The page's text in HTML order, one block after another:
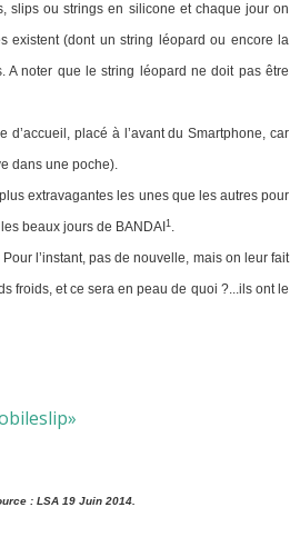
slips ou strings en silicone et chaque jour on
existent (dont un string léopard ou encore la
A noter que le string léopard ne doit pas être
placé à l’avant du Smartphone, car
dans une poche).
extravagantes les unes que les autres pour
beaux jours de BANDAI 1 .
Pour l’instant, pas de nouvelle, mais on leur fait
froids, et ce sera en peau de quoi ?...ils ont le
: LSA 19 Juin 2014.